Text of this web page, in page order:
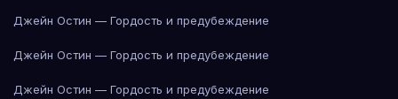
Джейн Остин — Гордость и предубеждение
Джейн Остин — Гордость и предубеждение
Джейн Остин — Гордость и предубеждение